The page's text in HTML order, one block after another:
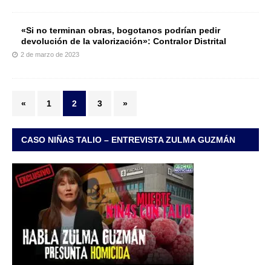
«Si no terminan obras, bogotanos podrían pedir
devolución de la valorización»: Contralor Distrital
2 de marzo de 2023
« 1 2 3 »
CASO NIÑAS TALIO – ENTREVISTA ZULMA GUZMÁN